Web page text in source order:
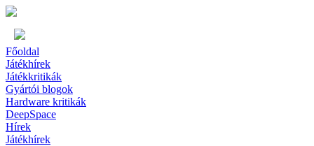
Főoldal
Játékhírek
Játékkritikák
Gyártói blogok
Hardware kritikák
DeepSpace
Hírek
Játékhírek